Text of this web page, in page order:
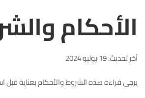
الاستخدام
الأحكام
آخر تحديث: 19 يوليو 2024
يرجى قراءة هذه الشروط والأحكام بعناية قبل